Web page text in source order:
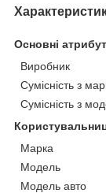
Основні
Виробник
Сумісність з
Сумісність з
Марка
Мoдель
Модель авто